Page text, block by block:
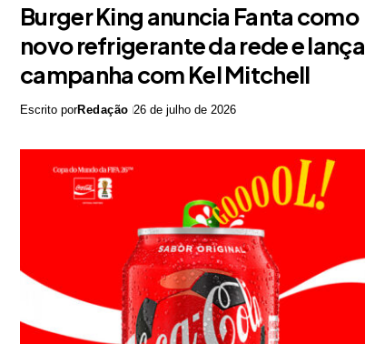
Burger King anuncia Fanta como
novo refrigerante da rede e lança
campanha com Kel Mitchell
Escrito porRedação 26 de julho de 2026